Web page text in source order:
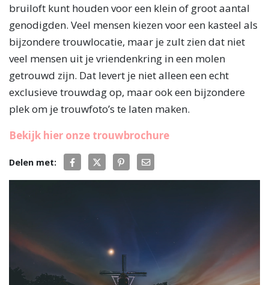
bruiloft kunt houden voor een klein of groot aantal
genodigden. Veel mensen kiezen voor een kasteel als
bijzondere trouwlocatie, maar je zult zien dat niet
veel mensen uit je vriendenkring in een molen
getrouwd zijn. Dat levert je niet alleen een echt
exclusieve trouwdag op, maar ook een bijzondere
plek om je trouwfoto’s te laten maken.
Bekijk hier onze trouwbrochure
Delen met: